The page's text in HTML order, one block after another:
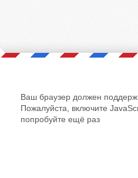
Ваш браузер должен
Пожалуйста, включите
попробуйте ещё раз